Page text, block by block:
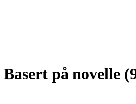
Basert på novelle